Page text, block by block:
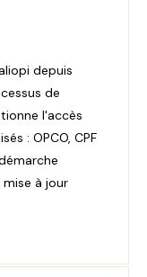
depuis
de
l'accès
: OPCO, CPF
à jour